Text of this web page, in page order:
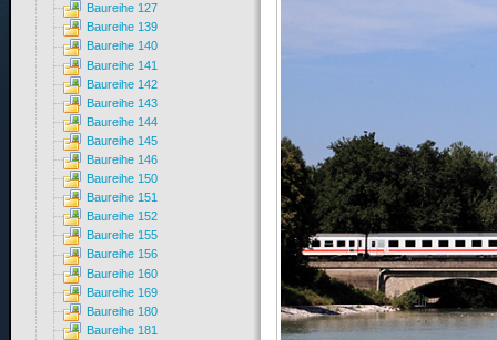
Baureihe 127
Baureihe 139
Baureihe 140
Baureihe 141
Baureihe 142
Baureihe 143
Baureihe 144
Baureihe 145
Baureihe 146
Baureihe 150
Baureihe 151
Baureihe 152
Baureihe 155
Baureihe 156
Baureihe 160
Baureihe 169
Baureihe 180
Baureihe 181